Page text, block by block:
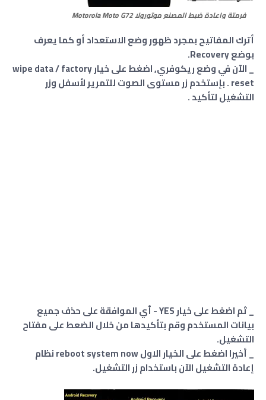
فرمتة واعادة ضبط المصنع موتورولاMotorola Moto G72
أترك المفاتيح بمجرد ظهور وضع الاستعداد أو كما يعرف
بوضع Recovery.
_ الآن في وضع ريكوفري, اضغط على خيار wipe data / factory
reset . بإستخدم زر مستوى الصوت للتمرير لأسفل وزر
التشغيل لتأكيد .
_ ثم اضغط على خيار YES - أي الموافقة على حذف جميع
بيانات المستخدم وقم بتأكيدها من خلال الضعط على مفتاح
التشغيل.
_ أخيرا اضغط على الخيار الاول reboot system now نظام
إعادة التشغيل الآن باستخدام زر التشغيل.